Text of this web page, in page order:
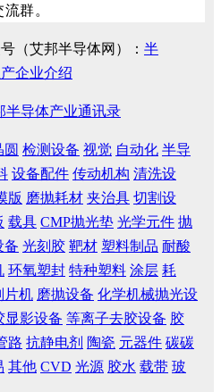
群。
（艾邦半导体网）： 半
企业介绍
半导体产业通讯录
圆 检测设备 视觉 自动化 半导
设备配件 传动机构 清洗设
版 磨抛耗材 夹治具 切割设
载具 CMP抛光垫 光学元件 抛
备 光刻胶 靶材 塑料制品 耐酸
环氧塑封 特种塑料 涂层 耗
片机 磨抛设备 化学机械抛光设
显影设备 等离子去胶设备 胶
路 抗静电剂 陶瓷 元器件 碳碳
其他 CVD 光源 胶水 载带 玻